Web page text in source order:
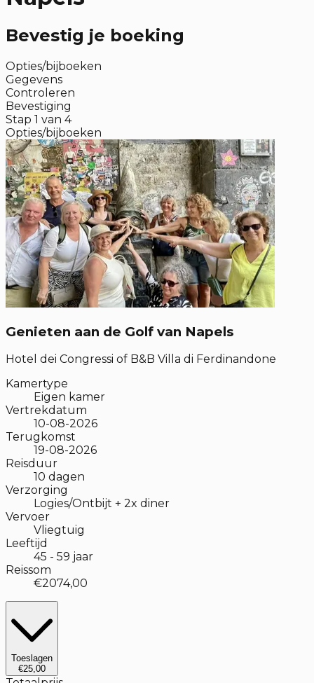
Bevestig je boeking
Opties/bijboeken
Gegevens
Controleren
Bevestiging
Stap 1 van 4
Opties/bijboeken
Genieten aan de Golf van Napels
Hotel dei Congressi of B&B Villa di Ferdinandone
Kamertype
Eigen kamer
Vertrekdatum
10-08-2026
Terugkomst
19-08-2026
Reisduur
10 dagen
Verzorging
Logies/Ontbijt + 2x diner
Vervoer
Vliegtuig
Leeftijd
45 - 59 jaar
Reissom
€2074,00
Toeslagen
€25,00